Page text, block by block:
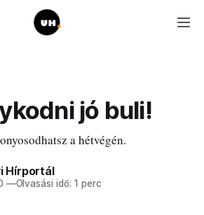
jó buli!
a hétvégén.
Hírportál
—Olvasási idő: 1 perc